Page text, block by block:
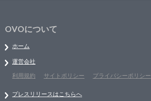
OVOについて
ホーム
運営会社
利用規約
サイトポリシー プライバシーポリシー
プレスリリースはこちらへ